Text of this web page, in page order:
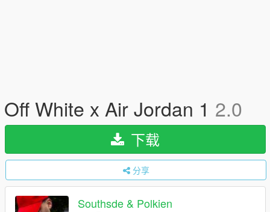
Off White x Air Jordan 1 2.0
下载
分享
Southsde & Polkien